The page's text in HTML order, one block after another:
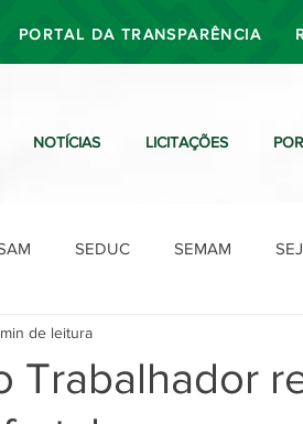
PORTAL DA TRANSPARÊNCIA
NOTÍCIAS LICITAÇÕES
SEDUC SEMAM
SDU
Trabalhador
de leitura